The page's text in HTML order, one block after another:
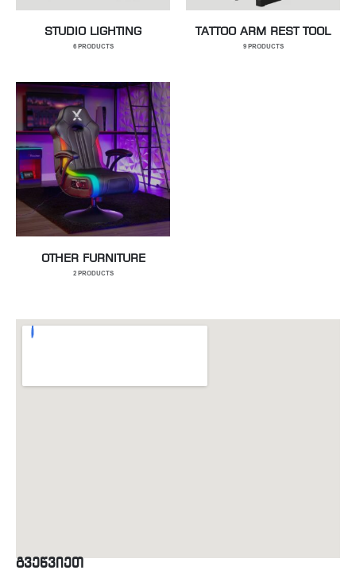
STUDIO LIGHTING
6PRODUCTS
TATTOO ARM REST TOOL
9PRODUCTS
OTHER FURNITURE
2PRODUCTS
გვეწვიეთ